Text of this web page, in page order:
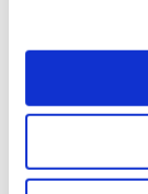
maj (9)
marts (16)